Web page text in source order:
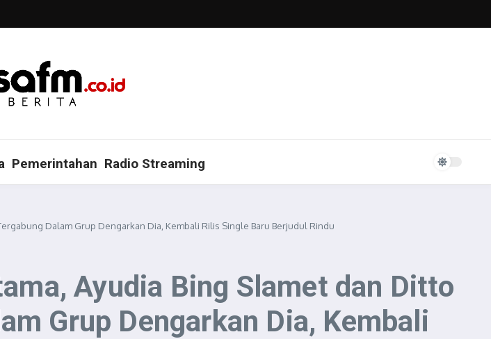
Pemerintahan Radio Streaming
Dalam Grup Dengarkan Dia, Kembali Rilis Single Baru Berjudul Rindu
Ayudia Bing Slamet dan Ditto
Grup Dengarkan Dia, Kembali